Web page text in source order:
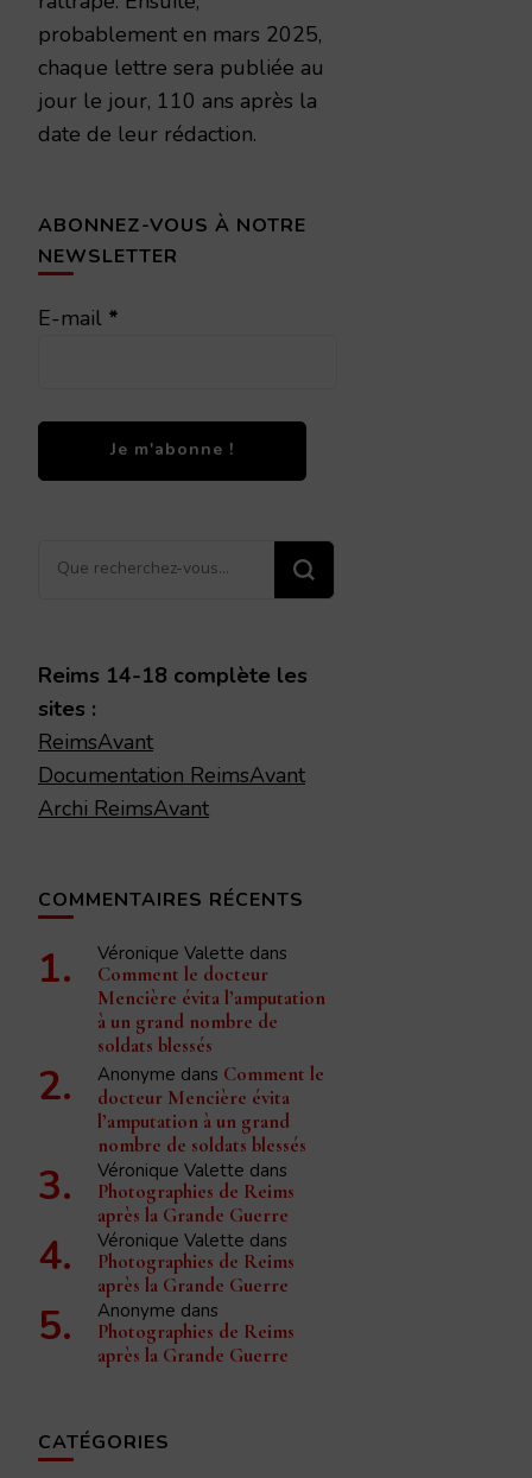
probablement en mars 2025,
chaque lettre sera publiée au
jour le jour, 110 ans après la
date de leur rédaction.
ABONNEZ-VOUS À NOTRE
NEWSLETTER
E-mail *
Vous
Reims 14-18 complète les
sites :
ReimsAvant
Documentation ReimsAvant
Archi ReimsAvant
COMMENTAIRES RÉCENTS
Véronique Valette dans
Comment le docteur
Mencière évita l’amputation
à un grand nombre de
soldats blessés
Anonyme dans Comment le
docteur Mencière évita
l’amputation à un grand
nombre de soldats blessés
Véronique Valette dans
Photographies de Reims
après la Grande Guerre
Véronique Valette dans
Photographies de Reims
après la Grande Guerre
Anonyme dans
Photographies de Reims
après la Grande Guerre
CATÉGORIES